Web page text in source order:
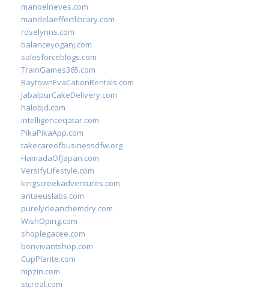
manoelneves.com
mandelaeffectlibrary.com
roselynns.com
balanceyoganj.com
salesforceblogs.com
TrainGames365.com
BaytownEvaCationRentals.com
JabalpurCakeDelivery.com
halobjd.com
intelligenceqatar.com
PikaPikaApp.com
takecareofbusinessdfw.org
HamadaOfJapan.com
VersifyLifestyle.com
kingscreekadventures.com
antaeuslabs.com
purelycleanchemdry.com
WishOping.com
shoplegacee.com
bonvivantshop.com
CupPlante.com
mpzin.com
stcreal.com